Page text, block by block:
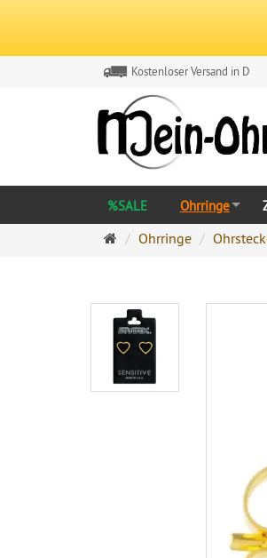
Kostenloser Versand in D
%SALE Ohrringe
Ohrringe
Ohrringe